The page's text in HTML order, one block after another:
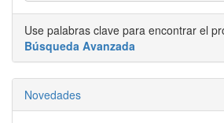
Use palabras clave para encontrar el
Búsqueda Avanzada
Novedades